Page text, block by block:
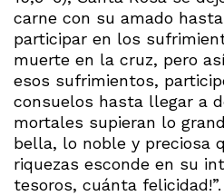
carne con su amado
participar en los
muerte en la cruz, pero
esos sufrimientos,
consuelos hasta llegar a
mortales supieran lo
bella, lo noble y preciosa
riquezas esconde en su
tesoros, cuánta felicidad!”.